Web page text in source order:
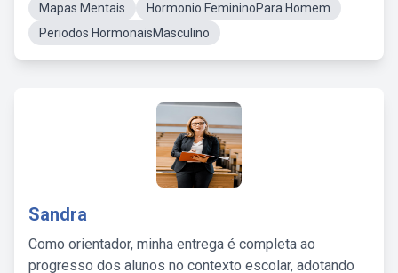
Mapas Mentais
Hormonio FemininoPara Homem
Periodos HormonaisMasculino
Sandra
Como orientador, minha entrega é completa ao
progresso dos alunos no contexto escolar, adotando